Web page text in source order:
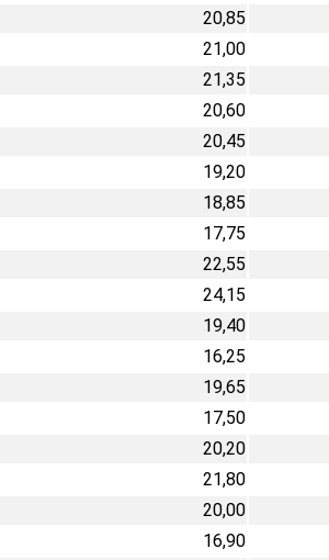
20,85
21,00
21,35
20,60
20,45
19,20
18,85
17,75
22,55
24,15
19,40
16,25
19,65
17,50
20,20
21,80
20,00
16,90